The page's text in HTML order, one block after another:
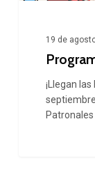
19 de
¡Llegan
Patronales